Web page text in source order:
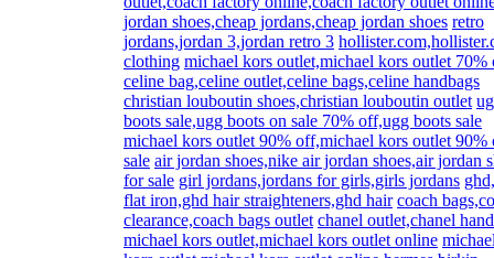
jordan shoes,cheap jordans,cheap jordan shoes retro
jordans,jordan 3,jordan retro 3
clothing michael kors outlet,michael kors outlet 70%
celine bag,celine outlet,celine bags,celine handbags
christian louboutin shoes,christian louboutin outlet
boots sale,ugg boots on sale 70% off,ugg boots sale
michael kors outlet 90% off,michael kors outlet 90%
sale air jordan shoes,nike air jordan shoes,air jordan
for sale girl jordans,jordans for girls,girls jordans
flat iron,ghd hair straighteners,ghd hair coach
clearance,coach bags outlet chanel outlet,chanel
michael kors outlet,michael kors outlet online